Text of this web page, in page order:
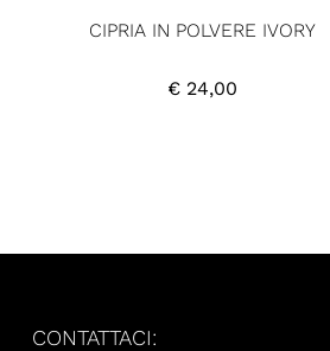
CIPRIA IN POLVERE IVORY
€ 24,00
CONTATTACI: